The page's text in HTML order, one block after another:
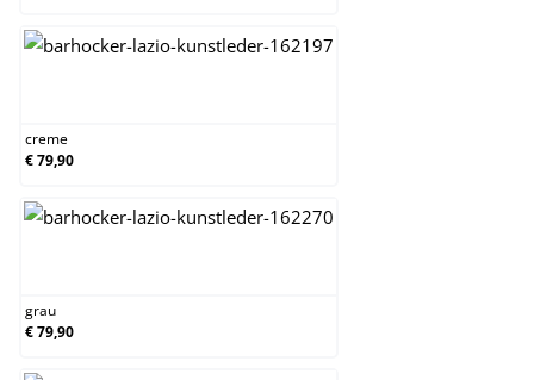
creme
€ 79,90
grau
€ 79,90